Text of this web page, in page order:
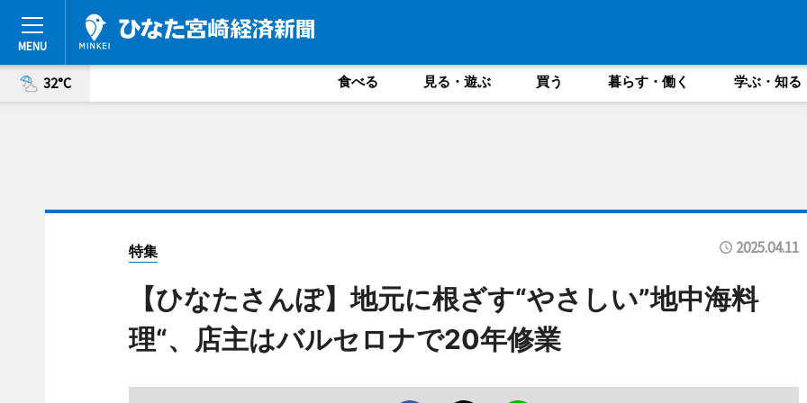
32°C 食べる 見る・遊ぶ 買う 暮らす・働く 学ぶ・知る
特集 2025.04.11
【ひなたさんぽ】地元に根ざす“やさしい”地中海料
理“、店主はバルセロナで20年修業